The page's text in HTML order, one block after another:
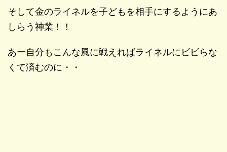
そして金のライネルを子どもを相手にするようにあ
しらう神業！！
あー自分もこんな風に戦えればライネルにビビらな
くて済むのに・・